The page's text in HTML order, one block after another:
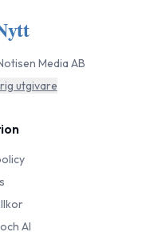
Media AB
utgivare
AI